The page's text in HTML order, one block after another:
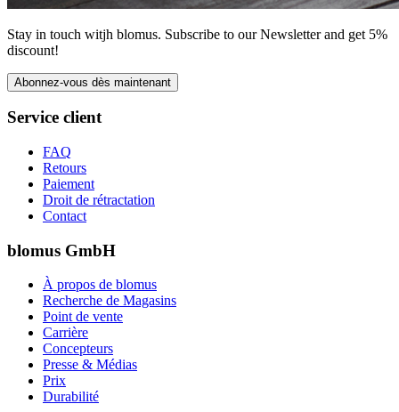
Stay in touch witjh blomus. Subscribe to our Newsletter and get 5%
discount!
Abonnez-vous dès maintenant
Service client
FAQ
Retours
Paiement
Droit de rétractation
Contact
blomus GmbH
À propos de blomus
Recherche de Magasins
Point de vente
Carrière
Concepteurs
Presse & Médias
Prix
Durabilité